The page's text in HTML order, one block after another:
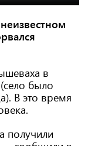
в
было
В это время
получили